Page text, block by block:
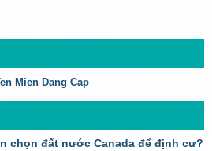
chọn đất nước Canada để định cư?